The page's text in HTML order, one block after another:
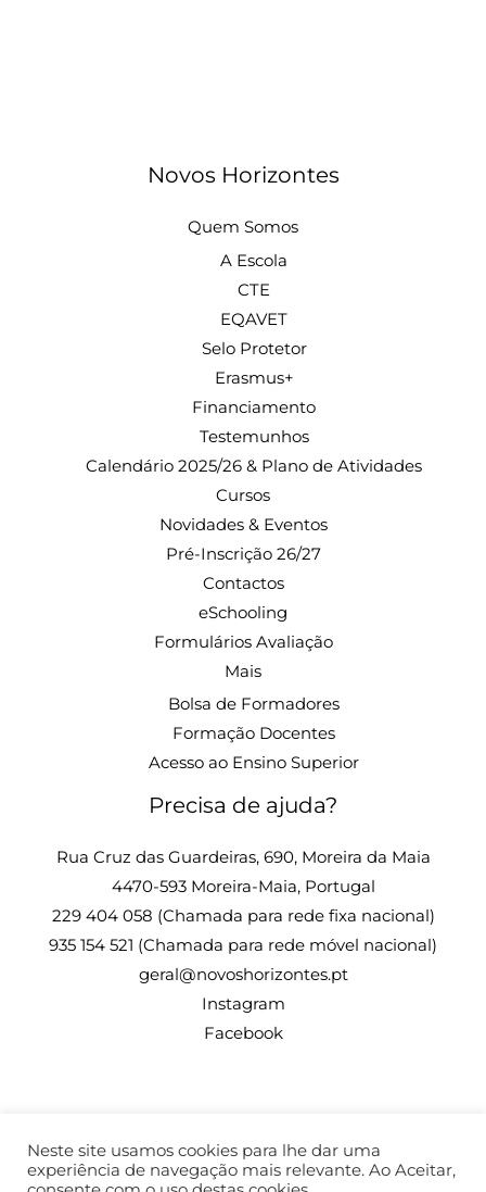
Novos Horizontes
Quem Somos
A Escola
CTE
EQAVET
Selo Protetor
Erasmus+
Financiamento
Testemunhos
Calendário 2025/26 & Plano de Atividades
Cursos
Novidades & Eventos
Pré-Inscrição 26/27
Contactos
eSchooling
Formulários Avaliação
Mais
Bolsa de Formadores
Formação Docentes
Acesso ao Ensino Superior
Precisa de ajuda?
Rua Cruz das Guardeiras, 690, Moreira da Maia
4470-593 Moreira-Maia, Portugal
229 404 058 (Chamada para rede fixa nacional)
935 154 521 (Chamada para rede móvel nacional)
geral@novoshorizontes.pt
Instagram
Facebook
© 2026 Escola Profissional Novos Horizontes| Todos os
Neste site usamos cookies para lhe dar uma
experiência de navegação mais relevante. Ao Aceitar,